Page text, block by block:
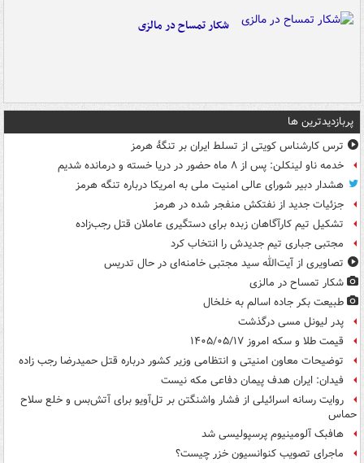
شکار تمساح در مالزی
پربازدیدترین ها
ترس کارشناس کویتی از تسلط ایران بر تنگۀ هرمز
خدمه ناو لینکلن: پس از ۸ ماه حضور در دریا خسته و درمانده‌ شدیم
هشدار دبیر شورای عالی امنیت ملی به امریکا درباره تنگه هرمز
جزئیات جدید از نفتکش منفجر شده در هرمز
تشکیل تیم کارآگاهان زبده برای دستگیری عاملان قتل رجب‌زاده
مجتبی جباری تیم جدیدش را انتخاب کرد
تصاویری از آیت‌الله سید مجتبی خامنه‌ای در حال تدریس
شکار تمساح در مالزی
طبیعت بکر جاده اسالم به خلخال
پدر لیونل مسی درگذشت
قیمت طلا و سکه امروز ۱۴۰۵/۰۵/۱۷
توضیحات معاون امنیتی و انتظامی وزیر کشور درباره قتل حمیدرضا رجب زاده
فیدان: ایران هدف پیمان دفاعی مکه نیست
روایت رسانه اسرائیلی از فشار واشنگتن بر تل‌آویو برای آتش‌بس و خلع سلاح
حماس
هافبک آلومینیوم پرسپولیسی شد
ماجرای تصویب کنوانسیون خزر چیست؟